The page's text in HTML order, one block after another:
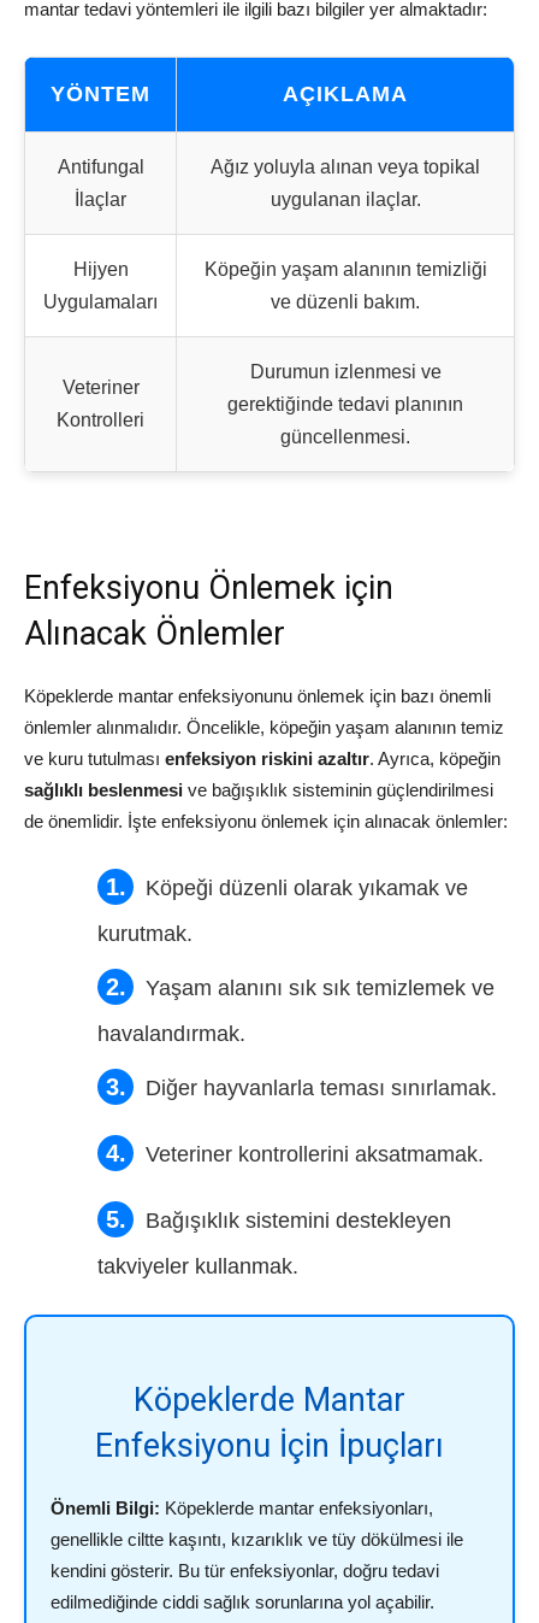
mantar tedavi yöntemleri ile ilgili bazı bilgiler yer almaktadır:
YÖNTEM AÇIKLAMA
Antifungal
İlaçlar
Ağız yoluyla alınan veya topikal
uygulanan ilaçlar.
Hijyen
Uygulamaları
Köpeğin yaşam alanının temizliği
ve düzenli bakım.
Veteriner
Kontrolleri
Durumun izlenmesi ve
gerektiğinde tedavi planının
güncellenmesi.
Enfeksiyonu Önlemek için
Alınacak Önlemler
Köpeklerde mantar enfeksiyonunu önlemek için bazı önemli
önlemler alınmalıdır. Öncelikle, köpeğin yaşam alanının temiz
ve kuru tutulması enfeksiyon riskini azaltır. Ayrıca, köpeğin
sağlıklı beslenmesi ve bağışıklık sisteminin güçlendirilmesi
de önemlidir. İşte enfeksiyonu önlemek için alınacak önlemler:
Köpeği düzenli olarak yıkamak ve
kurutmak.
Yaşam alanını sık sık temizlemek ve
havalandırmak.
Diğer hayvanlarla teması sınırlamak.
Veteriner kontrollerini aksatmamak.
Bağışıklık sistemini destekleyen
takviyeler kullanmak.
Köpeklerde Mantar
Enfeksiyonu İçin İpuçları
Önemli Bilgi: Köpeklerde mantar enfeksiyonları,
genellikle ciltte kaşıntı, kızarıklık ve tüy dökülmesi ile
kendini gösterir. Bu tür enfeksiyonlar, doğru tedavi
edilmediğinde ciddi sağlık sorunlarına yol açabilir.